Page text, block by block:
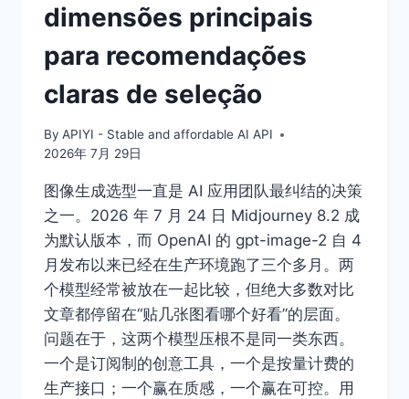
dimensões principais
para recomendações
claras de seleção
By APIYI - Stable and affordable AI API
2026年 7月 29日
图像生成选型一直是 AI 应用团队最纠结的决策
之一。2026 年 7 月 24 日 Midjourney 8.2 成
为默认版本，而 OpenAI 的 gpt-image-2 自 4
月发布以来已经在生产环境跑了三个多月。两
个模型经常被放在一起比较，但绝大多数对比
文章都停留在“贴几张图看哪个好看”的层面。
问题在于，这两个模型压根不是同一类东西。
一个是订阅制的创意工具，一个是按量计费的
生产接口；一个赢在质感，一个赢在可控。用